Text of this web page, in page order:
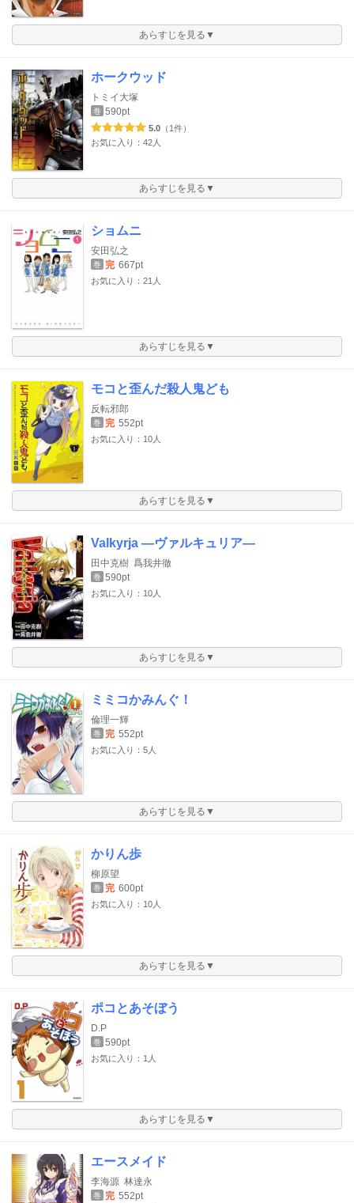
あらすじを見る▼
ホークウッド
トミイ大塚
巻 590pt
5.0 （1件）
お気に入り：42人
あらすじを見る▼
ショムニ
安田弘之
巻 完 667pt
お気に入り：21人
あらすじを見る▼
モコと歪んだ殺人鬼ども
反転邪郎
巻 完 552pt
お気に入り：10人
あらすじを見る▼
Valkyrja ―ヴァルキュリア―
田中克樹 爲我井徹
巻 590pt
お気に入り：10人
あらすじを見る▼
ミミコかみんぐ！
倫理一輝
巻 完 552pt
お気に入り：5人
あらすじを見る▼
かりん歩
柳原望
巻 完 600pt
お気に入り：10人
あらすじを見る▼
ポコとあそぼう
D.P
巻 590pt
お気に入り：1人
あらすじを見る▼
エースメイド
李海源 林達永
巻 完 552pt